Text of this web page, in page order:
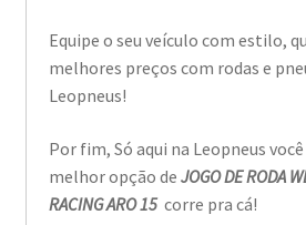
Equipe o seu veículo com estilo,
melhores preços com rodas e
Leopneus!
Por fim, Só aqui na Leopneus
melhor opção de JOGO DE RODA
RACING ARO 15corre pra cá!